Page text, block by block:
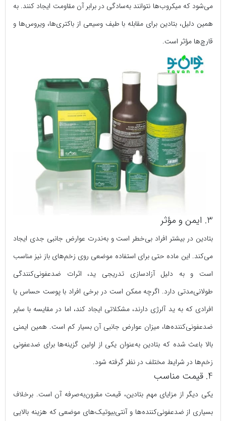
می‌شود که میکروب‌ها نتوانند به‌سادگی در برابر آن مقاومت ایجاد کنند. به
همین دلیل، بتادین برای مقابله با طیف وسیعی از باکتری‌ها، ویروس‌ها و
قارچ‌ها مؤثر است.
3. ایمن و مؤثر
بتادین در بیشتر افراد بی‌خطر است و به‌ندرت عوارض جانبی جدی ایجاد
می‌کند. این ماده حتی برای استفاده موضعی روی زخم‌های باز نیز مناسب
است و به دلیل آزادسازی تدریجی ید، اثرات ضدعفونی‌کنندگی
طولانی‌مدتی دارد. اگرچه ممکن است در برخی افراد با پوست حساس یا
افرادی که به ید آلرژی دارند، مشکلاتی ایجاد کند، اما در مقایسه با سایر
ضدعفونی‌کننده‌ها، میزان عوارض جانبی آن بسیار کم است. همین ایمنی
بالا باعث شده که بتادین به‌عنوان یکی از اولین گزینه‌ها برای ضدعفونی
زخم‌ها در شرایط مختلف در نظر گرفته شود.
4. قیمت مناسب
یکی دیگر از مزایای مهم بتادین، قیمت مقرون‌به‌صرفه آن است. برخلاف
بسیاری از ضدعفونی‌کننده‌ها و آنتی‌بیوتیک‌های موضعی که هزینه بالایی